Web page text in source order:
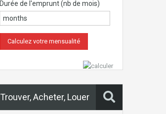
Durée de l'emprunt (nb de mois)
Trouver, Acheter, Louer